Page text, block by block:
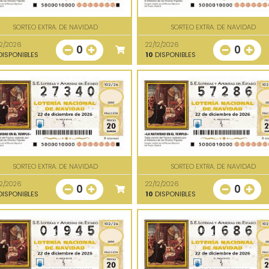
SORTEO EXTRA. DE NAVIDAD
2026
0
SORTEO EXTRA. DE NAVIDAD
22/12/2026
10 DISPONIBLES 0
SORTEO EXTRA. DE NAVIDAD
2026
0
SORTEO EXTRA. DE NAVIDAD
22/12/2026
10 DISPONIBLES 0